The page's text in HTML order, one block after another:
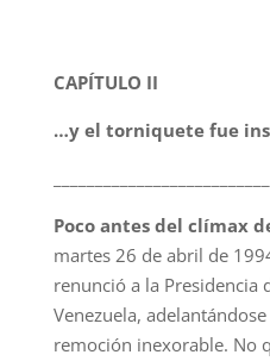
CAPÍTULO II
…y el torniquete fue
Poco antes del clímax
martes 26 de abril de
renunció a la Presidencia
Venezuela,
remoción inexorable. No